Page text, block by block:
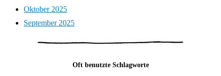
Oktober 2025
September 2025
Oft benutzte Schlagworte